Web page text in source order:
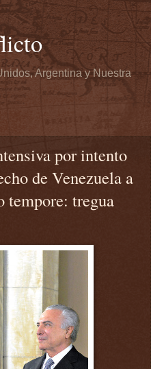
Argentina y Nuestra
por intento
de Venezuela a
tempore: tregua